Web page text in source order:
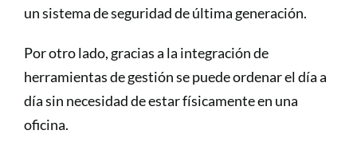
un sistema de seguridad de última generación.
Por otro lado, gracias a la integración de
herramientas de gestión se puede ordenar el día a
día sin necesidad de estar físicamente en una
oficina.